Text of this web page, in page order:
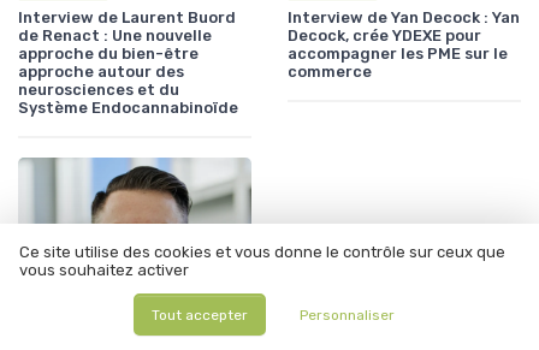
Interview de Laurent Buord
de Renact : Une nouvelle
approche du bien-être
approche autour des
neurosciences et du
Système Endocannabinoïde
Interview de Yan Decock : Yan
Decock, crée YDEXE pour
accompagner les PME sur le
commerce
Ce site utilise des cookies et vous donne le contrôle sur ceux que
vous souhaitez activer
Tout accepter Personnaliser